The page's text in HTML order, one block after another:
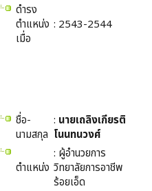
ดำรง
ตำแหน่ง
เมื่อ
: 2543-2544
ชื่อ-
นามสกุล
: นายเถลิงเกียรติ
โนนทนวงศ์
ตำแหน่ง
: ผู้อำนวยการ
วิทยาลัยการอาชีพ
ร้อยเอ็ด